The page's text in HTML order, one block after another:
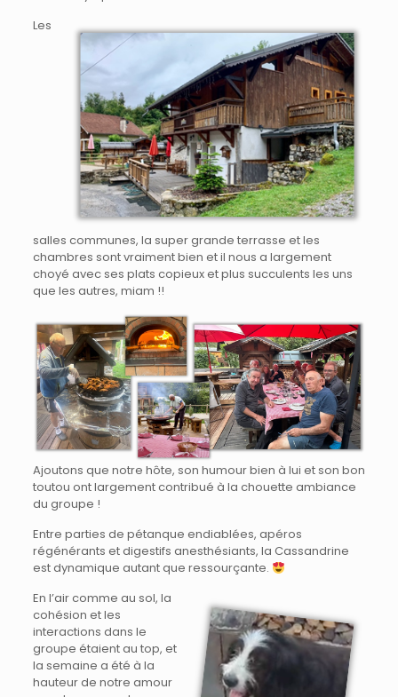
Les
salles communes, la super grande terrasse et les
chambres sont vraiment bien et il nous a largement
choyé avec ses plats copieux et plus succulents les uns
que les autres, miam !!
Ajoutons que notre hôte, son humour bien à lui et son bon
toutou ont largement contribué à la chouette ambiance
du groupe !
Entre parties de pétanque endiablées, apéros
régénérants et digestifs anesthésiants, la Cassandrine
est dynamique autant que ressourçante.
En l’air comme au sol, la
cohésion et les
interactions dans le
groupe étaient au top, et
la semaine a été à la
hauteur de notre amour